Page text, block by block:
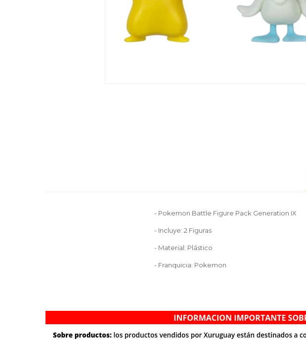
- Pokemon Battle Figure Pack Generation IX
- Incluye: 2 Figuras
- Material: Plástico
- Franquicia: Pokemon